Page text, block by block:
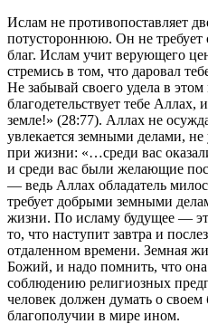
Ислам не противопоставляет
потустороннюю. Он не требует
благ. Ислам учит верующего
стремись в том, что даровал
Не забывай своего удела в
благодетельствует тебе Аллах,
земле!» (28:77). Аллах не
увлекается земными делами,
при жизни: «…среди вас
и среди вас были желающие
— ведь Аллах обладатель
требует добрыми земными
жизни. По исламу будущее —
то, что наступит завтра и
отдаленном времени. Земная
Божий, и надо помнить, что она
соблюдению религиозных
человек должен думать о
благополучии в мире ином.